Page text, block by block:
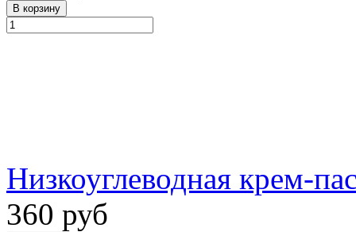
Низкоуглеводная крем-
360 руб